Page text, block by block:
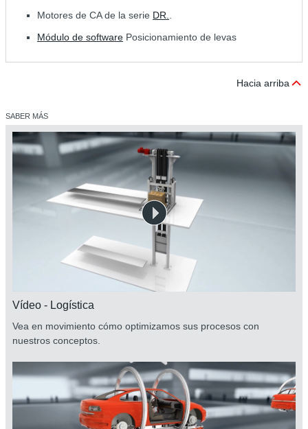
Motores de CA de la serie DR..
Módulo de software Posicionamiento de levas
Hacia arriba
SABER MÁS
Vídeo - Logística
Vea en movimiento cómo optimizamos sus procesos con
nuestros conceptos.